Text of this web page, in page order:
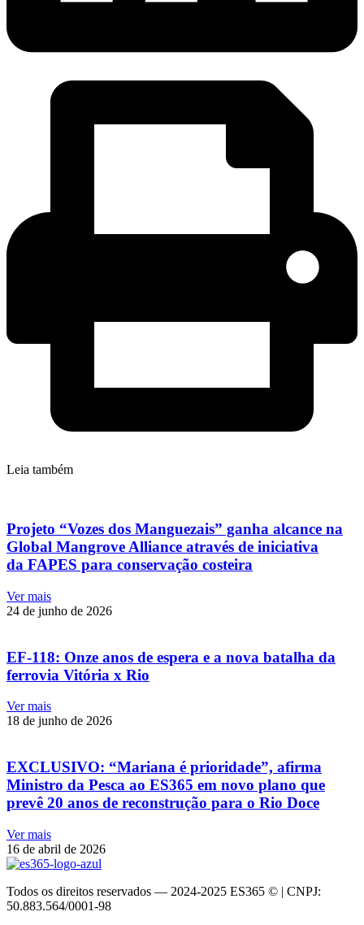
Leia também
Projeto “Vozes dos Manguezais” ganha alcance na
Global Mangrove Alliance através de iniciativa
da FAPES para conservação costeira
Ver mais
24 de junho de 2026
EF-118: Onze anos de espera e a nova batalha da
ferrovia Vitória x Rio
Ver mais
18 de junho de 2026
EXCLUSIVO: “Mariana é prioridade”, afirma
Ministro da Pesca ao ES365 em novo plano que
prevê 20 anos de reconstrução para o Rio Doce
Ver mais
16 de abril de 2026
Todos os direitos reservados — 2024-2025 ES365 © | CNPJ:
50.883.564/0001-98